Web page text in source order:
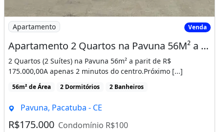
Imagem: Apartamento 2 Quartos na Pavuna 56M² a
Apartamento Venda
Apartamento 2 Quartos na Pavuna 56M² a Partir de R$ 175 Mil! Cód. 18Dun3E
2 Quartos (2 Suítes) na Pavuna 56m² a parit de R$
175.000,00A apenas 2 minutos do centro.Próximo [...]
56m² de Área 2 Dormitórios 2 Banheiros
Pavuna, Pacatuba - CE
R$175.000 Condomínio R$100